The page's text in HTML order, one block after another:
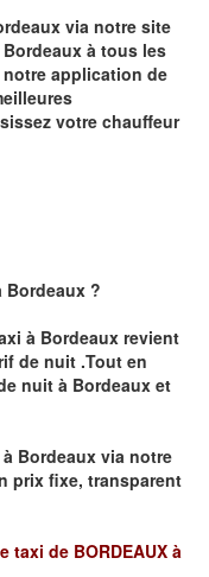
via notre site
Bordeaux à tous les
application de
votre chauffeur
Bordeaux ?
à Bordeaux revient
de nuit .Tout en
nuit à Bordeaux et
Bordeaux via notre
prix fixe, transparent
taxi de BORDEAUX à